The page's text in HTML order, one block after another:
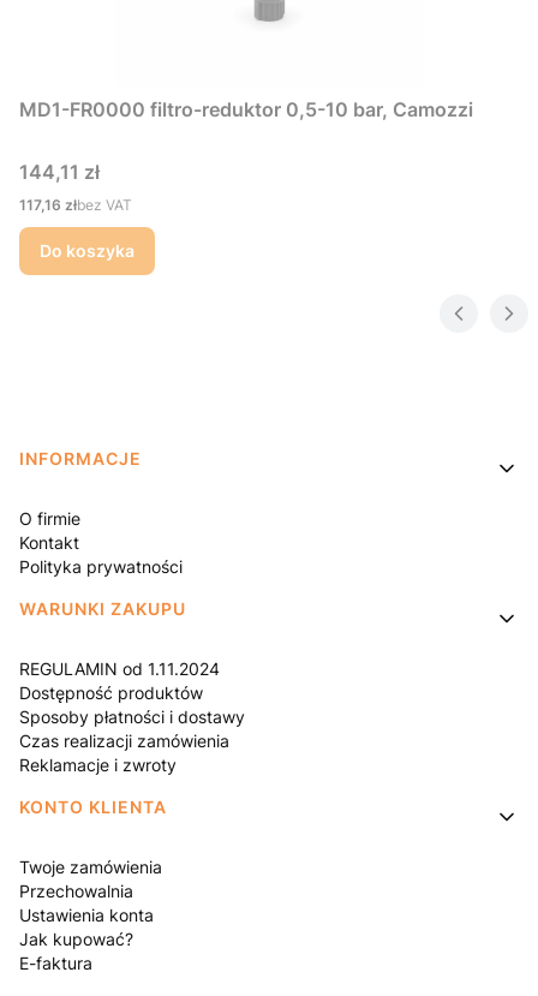
MD1-FR0000 filtro-reduktor 0,5-10 bar, Camozzi
Cena
144,11 zł
Cena
117,16 złbez VAT
Do koszyka
Linki w stopce
INFORMACJE
O firmie
Kontakt
Polityka prywatności
WARUNKI ZAKUPU
REGULAMIN od 1.11.2024
Dostępność produktów
Sposoby płatności i dostawy
Czas realizacji zamówienia
Reklamacje i zwroty
KONTO KLIENTA
Twoje zamówienia
Przechowalnia
Ustawienia konta
Jak kupować?
E-faktura